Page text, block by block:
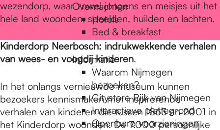
Overnachten
Hotels
Bed & breakfast
Informatie
Waarom Nijmegen
bezoeken?
Citystore Rijk van Nijmegen
Interactieve plattegrond
Openbare voorzieningen
wezendorp, waar zowel jongens en meisjes uit het
hele land woonden, speelden, huilden en lachten.
Kinderdorp Neerbosch: indrukwekkende verhalen
van wees- en voogdij kinderen.
In het onlangs vernieuwde museum kunnen
bezoekers kennismaken met inspirerende
verhalen van kinderen die tussen 1863 en 2001 in
het Kinderdorp woonden. De 7.000 persoonlijke